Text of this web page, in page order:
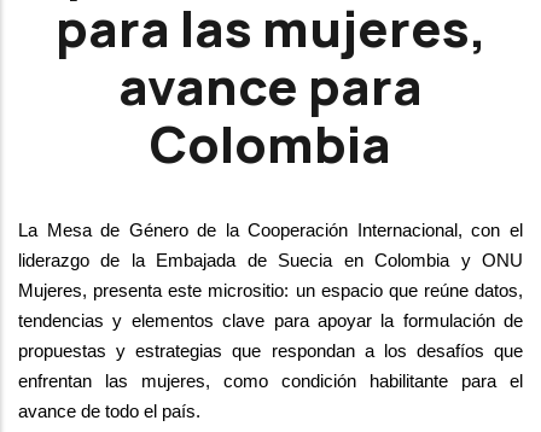
para las mujeres,
avance para
Colombia
La Mesa de Género de la Cooperación Internacional, con el
liderazgo de la Embajada de Suecia en Colombia y ONU
Mujeres, presenta este micrositio: un espacio que reúne datos,
tendencias y elementos clave para apoyar la formulación de
propuestas y estrategias que respondan a los desafíos que
enfrentan las mujeres, como condición
habilitante para el
avance de todo el país.